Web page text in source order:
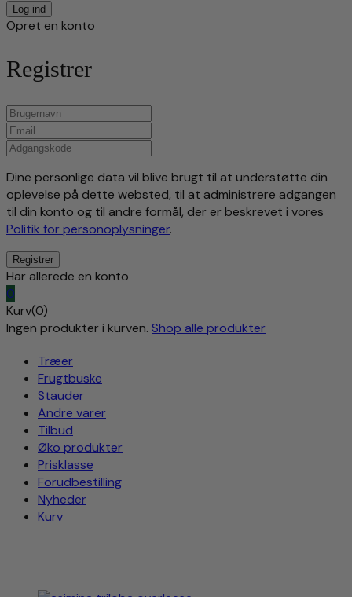
Opret en konto
Registrer
Dine personlige data vil blive brugt til at understøtte din
oplevelse på dette websted, til at administrere adgangen
til din konto og til andre formål, der er beskrevet i vores
Politik for personoplysninger.
Har allerede en konto
0
Kurv(0)
Ingen produkter i kurven. Shop alle produkter
Træer
Frugtbuske
Stauder
Andre varer
Tilbud
Øko produkter
Prisklasse
Forudbestilling
Nyheder
Kurv